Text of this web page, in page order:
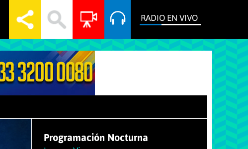
RADIO EN VIVO
Programación Nocturna